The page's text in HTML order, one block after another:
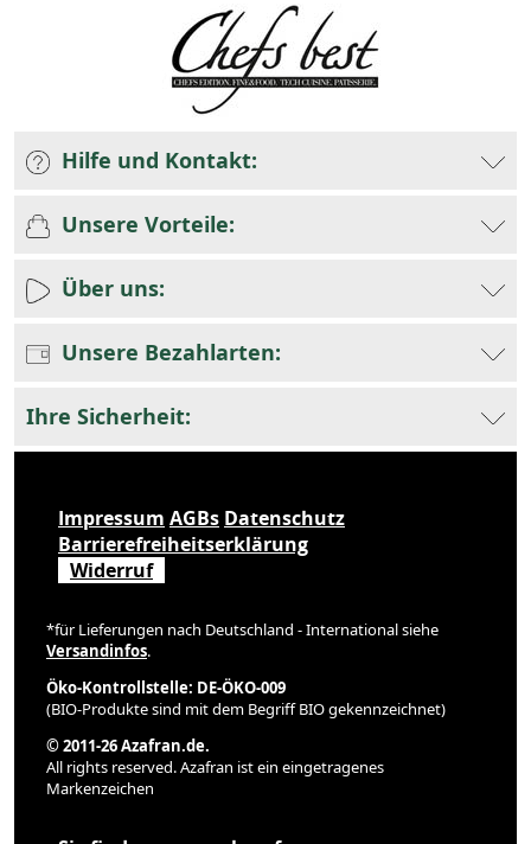
Hilfe und Kontakt:
Unsere Vorteile:
Über uns:
Unsere Bezahlarten:
Ihre Sicherheit:
Impressum AGBs Datenschutz
Barrierefreiheitserklärung
Widerruf
*für Lieferungen nach Deutschland - International siehe
Versandinfos.
Öko-Kontrollstelle: DE-ÖKO-009
(BIO-Produkte sind mit dem Begriff BIO gekennzeichnet)
© 2011-26 Azafran.de.
All rights reserved. Azafran ist ein eingetragenes
Markenzeichen